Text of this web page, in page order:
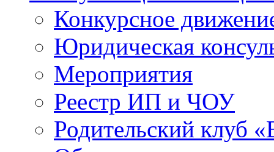
Конкурсное
Юридическая
Мероприятия
Реестр ИП и ЧОУ
Родительский клуб